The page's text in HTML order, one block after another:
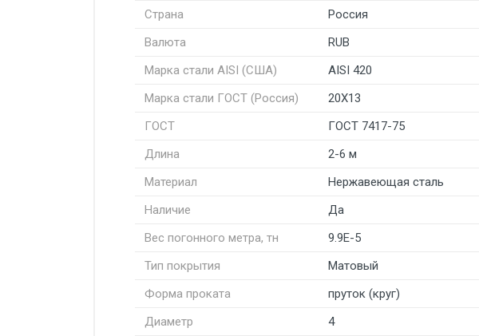
Страна
Россия
Валюта
RUB
Марка стали AISI (США)
AISI 420
Марка стали ГОСТ (Россия)
20Х13
ГОСТ
ГОСТ 7417-75
Длина
2-6 м
Материал
Нержавеющая сталь
Наличие
Да
Вес погонного метра, тн
9.9E-5
Тип покрытия
Матовый
Форма проката
пруток (круг)
Диаметр
4